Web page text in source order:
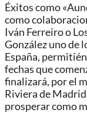
Éxitos como
como
Iván Ferreiro o
González uno de
España,
fechas que
finalizará, por el
Riviera de
prosperar como